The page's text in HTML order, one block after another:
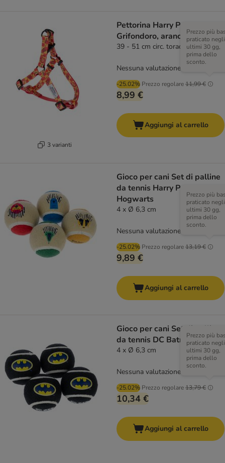
3 varianti
Pettorina Harry Potter
Grifondoro, arancione
39 - 51 cm circ. torace
-25.02% Prezzo regolare11,99 €
Prezzo più
praticato negli
ultimi 30 gg,
prima dello
sconto.
8,99 €
Nessuna valutazione
Aggiungi al carrello
Gioco per cani Set di palline
da tennis Harry Potter
Hogwarts
4 x Ø 6,3 cm
-25.02% Prezzo regolare13,19 €
Prezzo più
praticato negli
ultimi 30 gg,
prima dello
sconto.
9,89 €
Nessuna valutazione
Aggiungi al carrello
Gioco per cani Set di palline
da tennis DC Batman
4 x Ø 6,3 cm
-25.02% Prezzo regolare13,79 €
Prezzo più
praticato negli
ultimi 30 gg,
prima dello
sconto.
10,34 €
Nessuna valutazione
Aggiungi al carrello